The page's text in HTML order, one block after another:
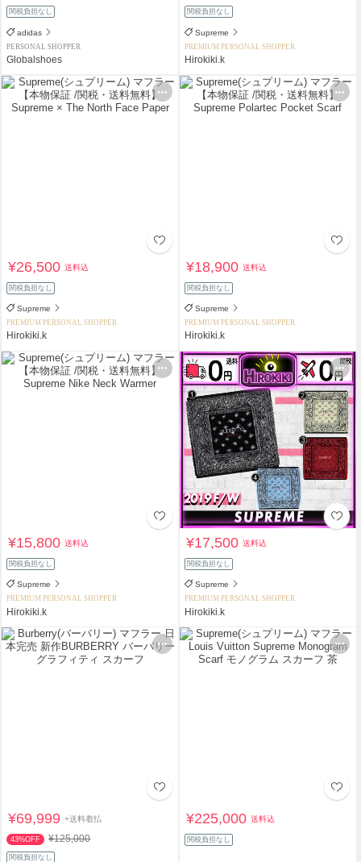
関税負担なし
adidas
PERSONAL SHOPPER
Globalshoes
関税負担なし
Supreme
PREMIUM PERSONAL SHOPPER
Hirokiki.k
¥26,500送料込
関税負担なし
Supreme
PREMIUM PERSONAL SHOPPER
Hirokiki.k
¥18,900送料込
関税負担なし
Supreme
PREMIUM PERSONAL SHOPPER
Hirokiki.k
¥15,800送料込
関税負担なし
Supreme
PREMIUM PERSONAL SHOPPER
Hirokiki.k
¥17,500送料込
関税負担なし
Supreme
PREMIUM PERSONAL SHOPPER
Hirokiki.k
¥69,999+送料着払
43%OFF ¥125,000
関税負担なし
¥225,000送料込
関税負担なし